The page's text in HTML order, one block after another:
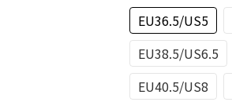
EU36.5/US5
EU38.5/US6.5
EU40.5/US8